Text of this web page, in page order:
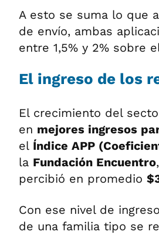
A esto se suma lo que
de envío, ambas
entre 1,5% y 2% sobre
El ingreso de los
El crecimiento del
en mejores ingresos
el Índice APP
la Fundación Encuentro
percibió en promedio
Con ese nivel de
de una familia tipo se